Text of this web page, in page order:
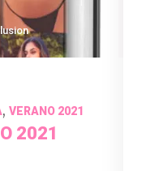
, VERANO 2021
2021